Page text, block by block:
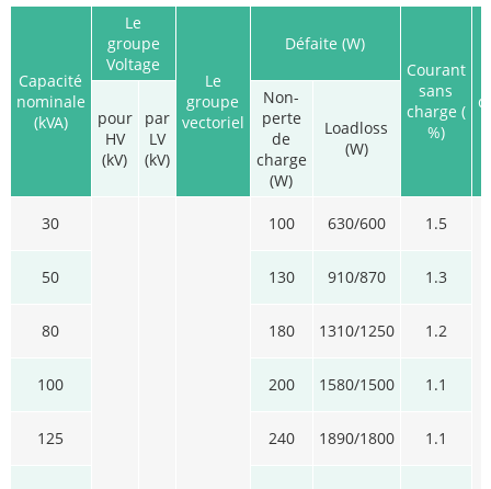
Capacité
nominale
(kVA)
Le
groupe
Voltage
Le
groupe
vectoriel
Défaite (W)
Courant
sans
charge (
%)
pour
HV
(kV)
par
LV
(kV)
Non-
perte
de
charge
(W)
Loadloss
(W)
30 100 630/600 1.5
50 130 910/870 1.3
80 180 1310/1250 1.2
100 200 1580/1500 1.1
125 240 1890/1800 1.1